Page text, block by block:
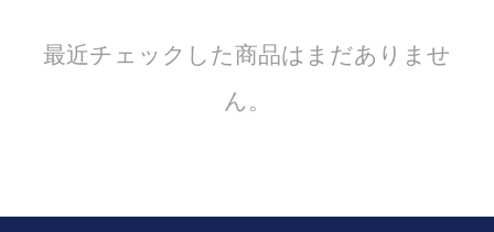
最近チェックした商品はまだありませ
ん。